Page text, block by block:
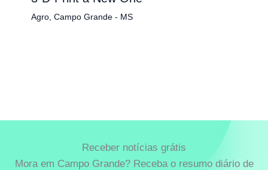
Agro, Campo Grande - MS
Receber notícias grátis
Mora em Campo Grande? Receba o resumo diário de